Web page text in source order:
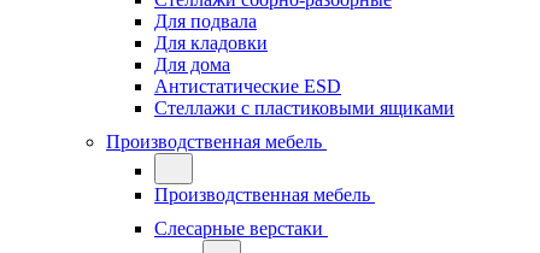
Для подвала
Для кладовки
Для дома
Антистатические ESD
Стеллажи с пластиковыми ящиками
Производственная мебель
Производственная мебель
Слесарные верстаки